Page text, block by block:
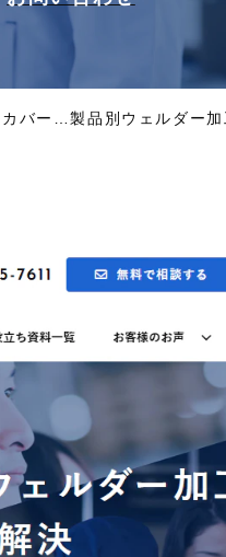
バー…製品別ウェルダー